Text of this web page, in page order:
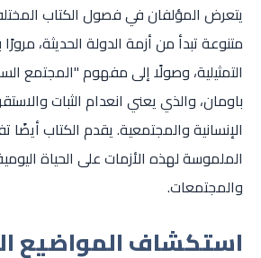
يتعرض المؤلفان في فصول الكتاب
متنوعة تبدأ من أزمة الدولة الحديثة،
التمثيلية، وصولًا إلى مفهوم "المجتمع
باومان، والذي يعني انعدام الثبات
الإنسانية والمجتمعية. يقدم الكتاب أيضًا
الملموسة لهذه الأزمات على الحياة
والمجتمعات.
استكشاف المواضيع